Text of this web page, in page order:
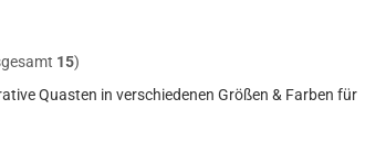
15)
Quasten in verschiedenen Größen & Farben für